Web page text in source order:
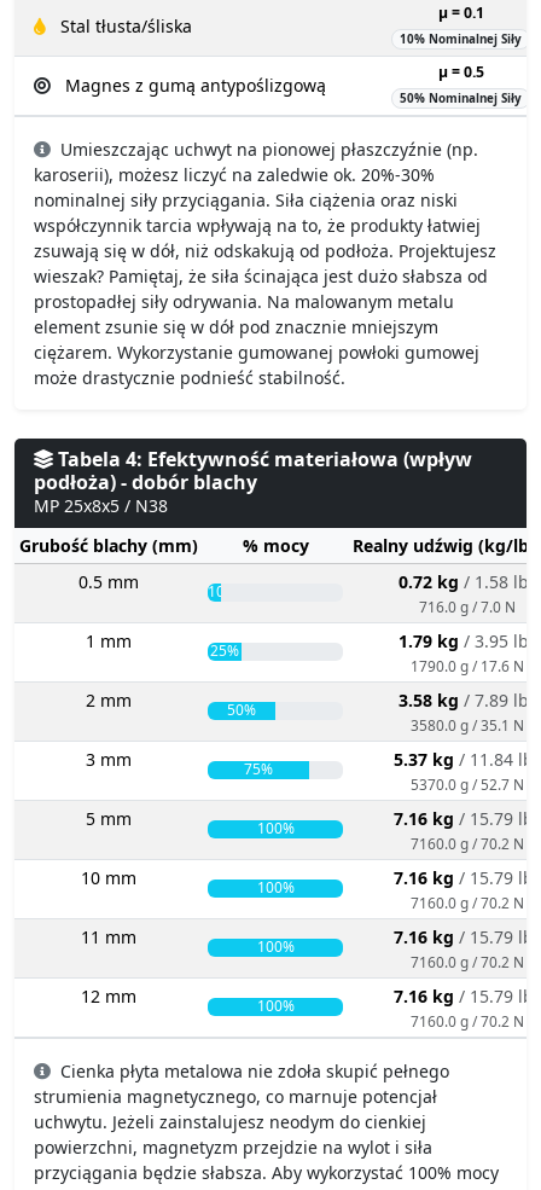
Stal tłusta/śliska
µ = 0.1
10% Nominalnej Siły
Magnes z gumą antypoślizgową
µ = 0.5
50% Nominalnej Siły
Umieszczając uchwyt na pionowej płaszczyźnie (np.
karoserii), możesz liczyć na zaledwie ok. 20%-30%
nominalnej siły przyciągania. Siła ciążenia oraz niski
współczynnik tarcia wpływają na to, że produkty łatwiej
zsuwają się w dół, niż odskakują od podłoża. Projektujesz
wieszak? Pamiętaj, że siła ścinająca jest dużo słabsza od
prostopadłej siły odrywania. Na malowanym metalu
element zsunie się w dół pod znacznie mniejszym
ciężarem. Wykorzystanie gumowanej powłoki gumowej
może drastycznie podnieść stabilność.
Tabela 4: Efektywność materiałowa (wpływ
podłoża) - dobór blachy
MP 25x8x5 / N38
Grubość blachy (mm)
% mocy
Realny udźwig (kg/
0.5 mm
10% 0.72 kg / 1.58 lbs
716.0 g / 7.0 N
1 mm 25% 1.79 kg / 3.95 lbs
1790.0 g / 17.6 N
2 mm 50% 3.58 kg / 7.89 lbs
3580.0 g / 35.1 N
3 mm 75% 5.37 kg / 11.84 lbs
5370.0 g / 52.7 N
5 mm 100% 7.16 kg / 15.79 lbs
7160.0 g / 70.2 N
10 mm 100% 7.16 kg / 15.79 lbs
7160.0 g / 70.2 N
11 mm 100% 7.16 kg / 15.79 lbs
7160.0 g / 70.2 N
12 mm 100% 7.16 kg / 15.79 lbs
7160.0 g / 70.2 N
Cienka płyta metalowa nie zdoła skupić pełnego
strumienia magnetycznego, co marnuje potencjał
uchwytu. Jeżeli zainstalujesz neodym do cienkiej
powierzchni, magnetyzm przejdzie na wylot i siła
przyciągania będzie słabsza. Aby wykorzystać 100% mocy